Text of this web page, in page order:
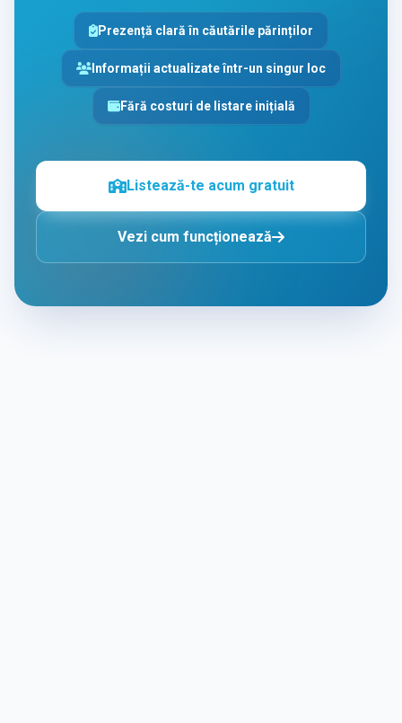
Prezență clară în căutările părinților
Informații actualizate într-un singur loc
Fără costuri de listare inițială
Listează-te acum gratuit
Vezi cum funcționează